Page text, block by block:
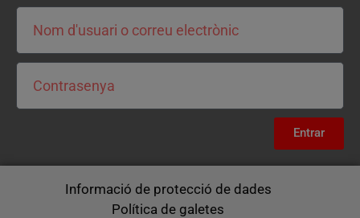
Entrar
Informació de protecció de dades
Política de galetes